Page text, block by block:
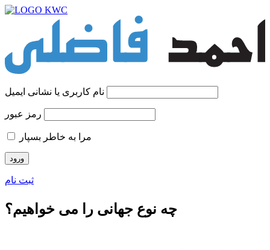
نام کاربری یا نشانی ایمیل
رمز عبور
مرا به خاطر بسپار
ثبت نام
چه نوع جهانی را می خواهیم؟